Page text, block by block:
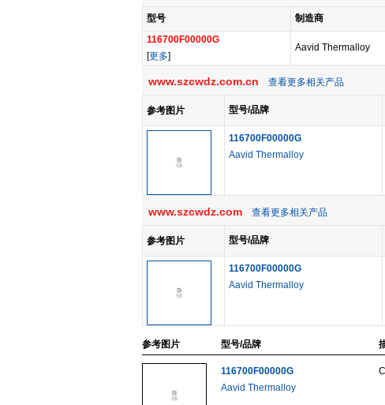
型号 制造商
116700F00000G
[更多]
Aavid Thermalloy
www.szcwdz.com.cn 查看更多相关产品
参考图片 型号/品牌
116700F00000G
Aavid Thermalloy
www.szcwdz.com 查看更多相关产品
参考图片 型号/品牌
116700F00000G
Aavid Thermalloy
参考图片 型号/品牌
116700F00000G
Aavid Thermalloy